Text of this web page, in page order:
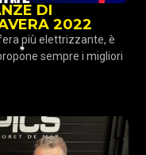
DI
2022
più elettrizzante, è
sempre i migliori